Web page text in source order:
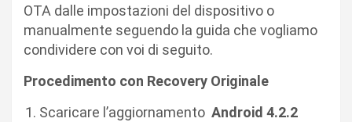
OTA dalle impostazioni del dispositivo o
manualmente seguendo la guida che vogliamo
condividere con voi di seguito.
Procedimento con Recovery Originale
Scaricare l’aggiornamento Android 4.2.2